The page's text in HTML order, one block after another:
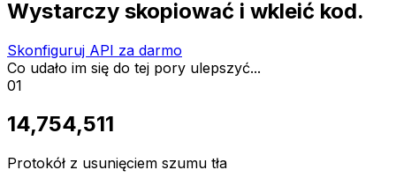
Wystarczy skopiować i wkleić kod.
Skonfiguruj API za darmo
Co udało im się do tej pory ulepszyć...
01
14,754,511
Protokół z usunięciem szumu tła